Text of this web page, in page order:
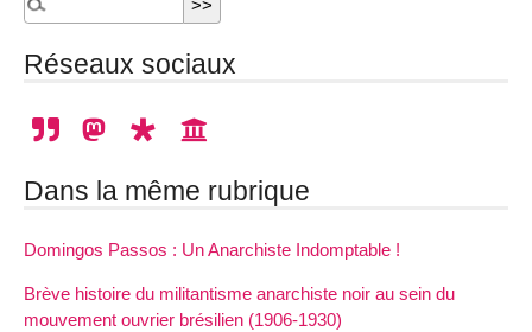
Réseaux sociaux
Dans la même rubrique
Domingos Passos : Un Anarchiste Indomptable !
Brève histoire du militantisme anarchiste noir au sein du
mouvement ouvrier brésilien (1906-1930)